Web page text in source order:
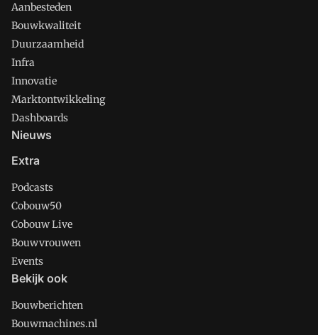
Aanbesteden
Bouwkwaliteit
Duurzaamheid
Infra
Innovatie
Marktontwikkeling
Dashboards
Nieuws
Extra
Podcasts
Cobouw50
Cobouw Live
Bouwvrouwen
Events
Bekijk ook
Bouwberichten
Bouwmachines.nl